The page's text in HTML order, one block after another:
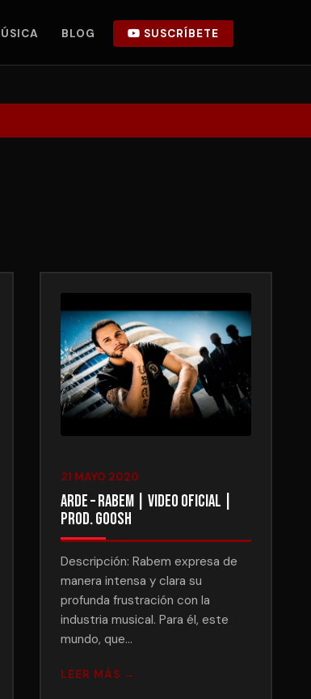
BLOG SUSCRÍBETE
21 MAYO 2020
Arde – Rabem | Video Oficial |
Prod. Goosh
Descripción: Rabem expresa de
manera intensa y clara su
profunda frustración con la
industria musical. Para él, este
mundo, que…
LEER MÁS →